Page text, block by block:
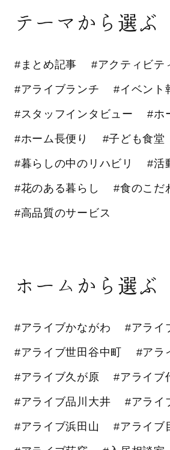
テーマから選ぶ
#まとめ記事 #アクティビテ
#アライブランチ #イベント
#スタッフインタビュー #ホ
#ホーム長便り #子ども食堂
#暮らしの中のリハビリ #活
#花のある暮らし #食のこだ
#高品質のサービス
ホームから選ぶ
#アライブかながわ #アライ
#アライブ世田谷中町 #アラ
#アライブ久が原 #アライブ
#アライブ品川大井 #アライ
#アライブ浜田山 #アライブ